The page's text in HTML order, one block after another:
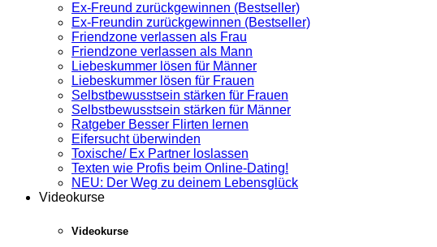
Ex-Freund zurückgewinnen (Bestseller)
Ex-Freundin zurückgewinnen (Bestseller)
Friendzone verlassen als Frau
Friendzone verlassen als Mann
Liebeskummer lösen für Männer
Liebeskummer lösen für Frauen
Selbstbewusstsein stärken für Frauen
Selbstbewusstsein stärken für Männer
Ratgeber Besser Flirten lernen
Eifersucht überwinden
Toxische/ Ex Partner loslassen
Texten wie Profis beim Online-Dating!
NEU: Der Weg zu deinem Lebensglück
Videokurse
Videokurse